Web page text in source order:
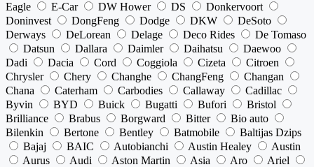
Eagle
E-Car DW Hower DS
Donkervoort
Doninvest
DongFeng Dodge DKW
DeSoto
Derways
DeLorean Delage Deco Rides
De Tomaso
Datsun
Dallara Daimler Daihatsu
Daewoo
Dadi
Dacia Cord Coggiola Cizeta
Citroen
Chrysler
Chery Changhe ChangFeng
Changan
Chana
Caterham Carbodies Callaway
Cadillac
Byvin
BYD Buick Bugatti Bufori
Bristol
Brilliance
Brabus Borgward Bitter
Bio auto
Bilenkin
Bertone Bentley Batmobile
Baltijas Dzips
Bajaj
BAIC Autobianchi Austin Healey
Austin
Aurus
Audi Aston Martin Asia Aro
Ariel